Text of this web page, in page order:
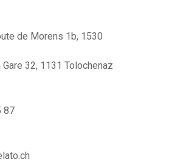
de Morens 1b, 1530
Gare 32, 1131 Tolochenaz
87